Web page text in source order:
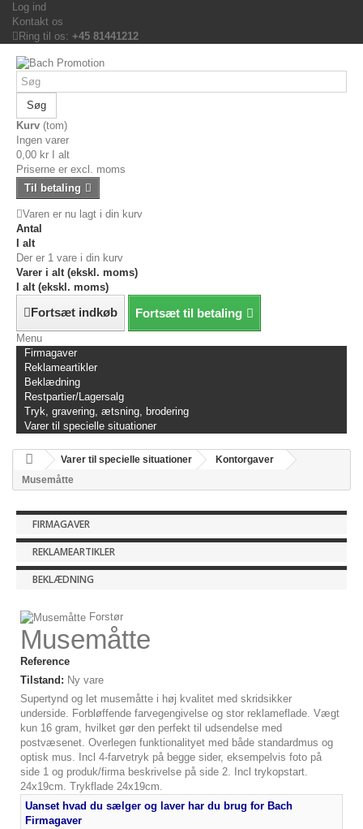
Log ind
Kontakt os
Ring til os: +45 81441212
Søg
Kurv (tom)
Ingen varer
0,00 kr
I alt
Priserne er excl. moms
Til betaling
Varen er nu lagt i din kurv
Antal
I alt
Der er 1 vare i din kurv
Varer i alt (ekskl. moms)
I alt (ekskl. moms)
Fortsæt indkøb Fortsæt til betaling
Menu
Firmagaver
Reklameartikler
Beklædning
Restpartier/Lagersalg
Tryk, gravering, ætsning, brodering
Varer til specielle situationer
Varer til specielle situationer
Kontorgaver
Musemåtte
FIRMAGAVER
REKLAMEARTIKLER
BEKLÆDNING
Forstør
Musemåtte
Reference
Tilstand: Ny vare
Supertynd og let musemåtte i høj kvalitet med skridsikker
underside. Forbløffende farvegengivelse og stor reklameflade. Vægt
kun 16 gram, hvilket gør den perfekt til udsendelse med
postvæsenet. Overlegen funktionalityet med både standardmus og
optisk mus. Incl 4-farvetryk på begge sider, eksempelvis foto på
side 1 og produk/firma beskrivelse på side 2. Incl trykopstart.
24x19cm. Trykflade 24x19cm.
Uanset hvad du sælger og laver har du brug for Bach
Firmagaver